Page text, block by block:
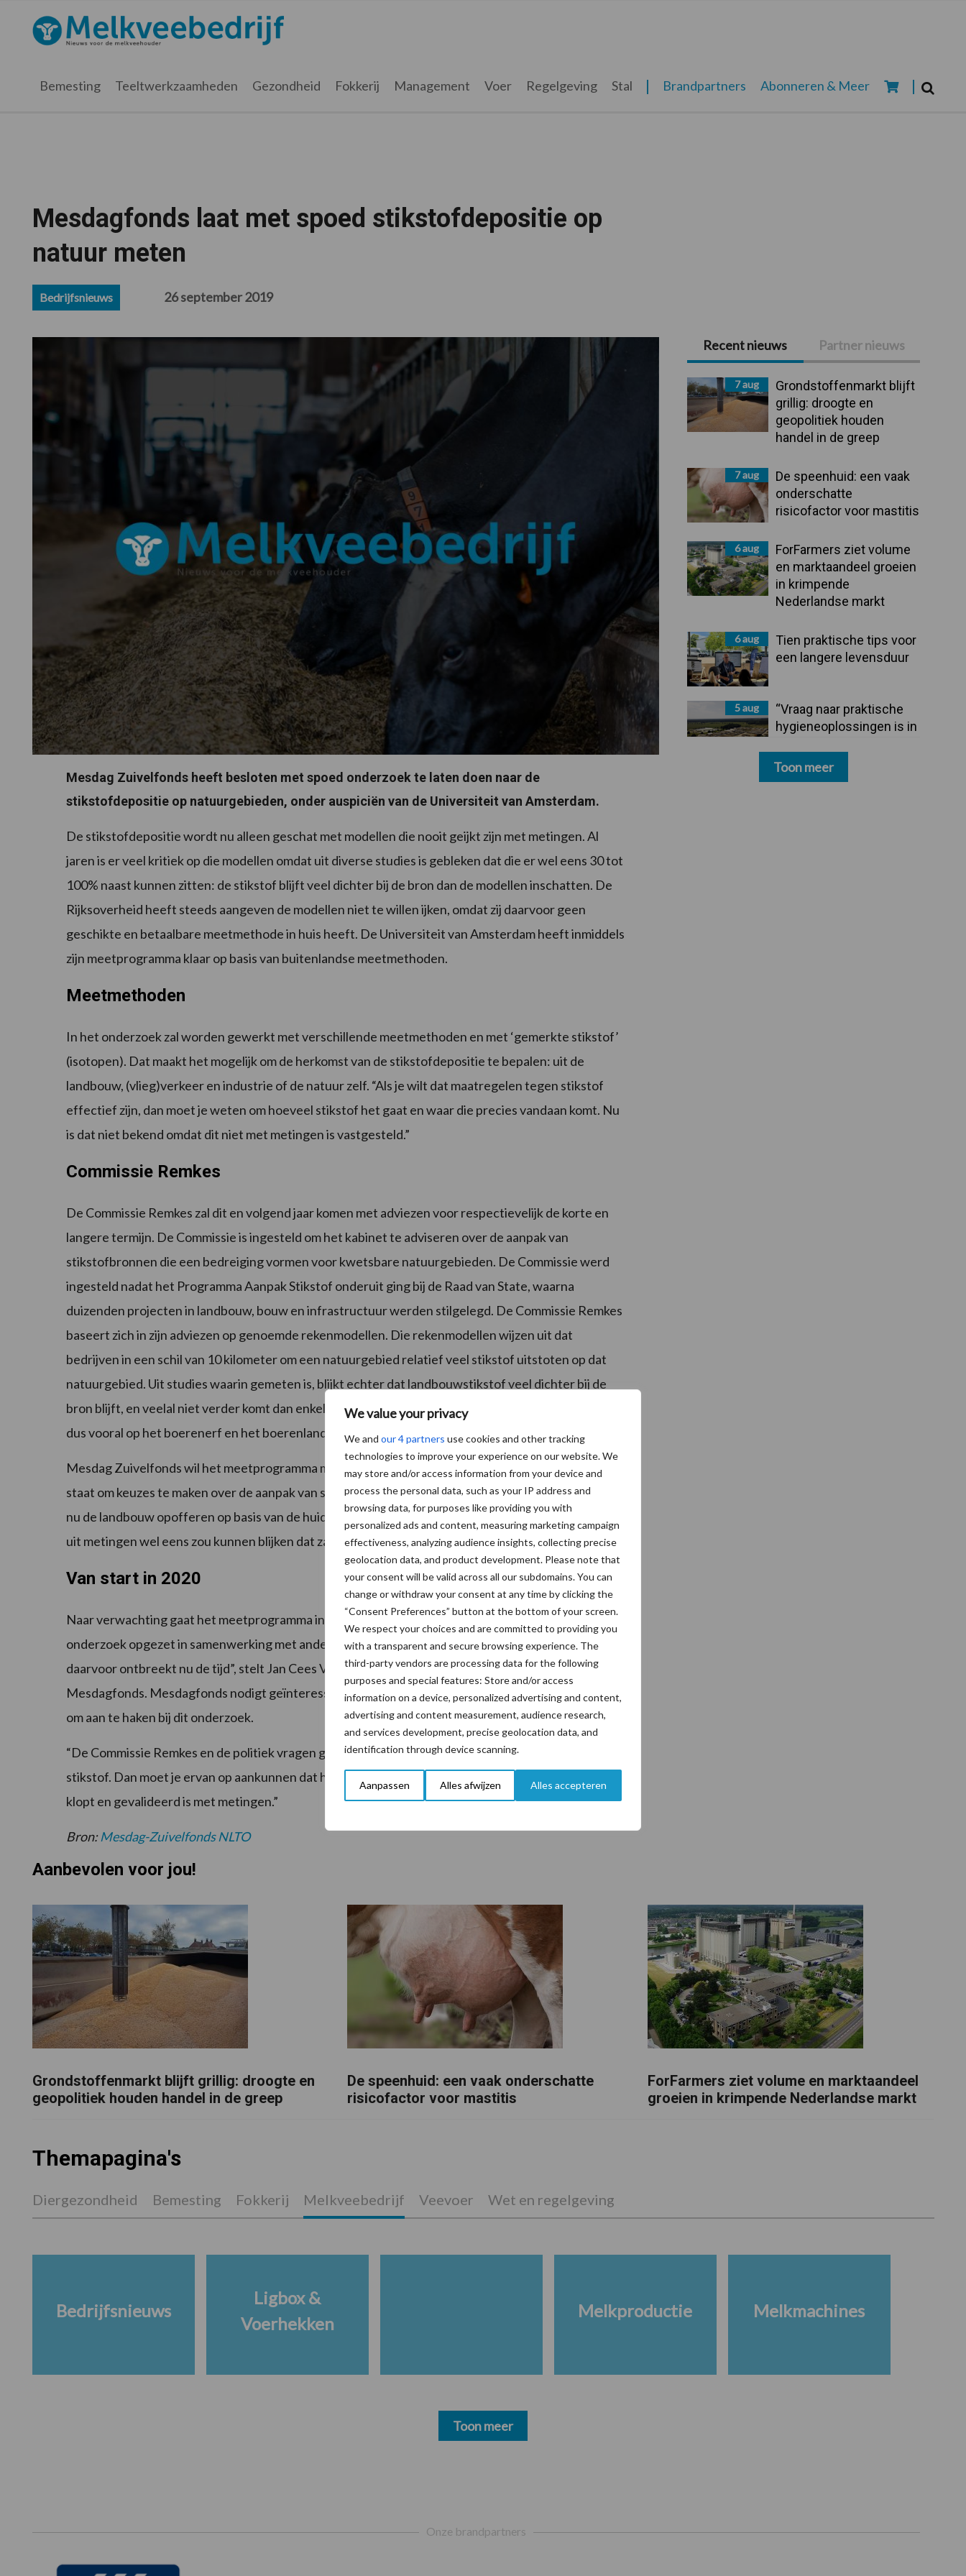
We value your privacy
We and our 4 partners use cookies and other tracking
technologies to improve your experience on our website. We
may store and/or access information from your device and
process the personal data, such as your IP address and
browsing data, for purposes like providing you with
personalized ads and content, measuring marketing campaign
effectiveness, analyzing audience insights, collecting precise
geolocation data, and product development. Please note that
your consent will be valid across all our subdomains. You can
change or withdraw your consent at any time by clicking the
“Consent Preferences” button at the bottom of your screen.
We respect your choices and are committed to providing you
with a transparent and secure browsing experience. The
third-party vendors are processing data for the following
purposes and special features: Store and/or access
information on a device, personalized advertising and content,
advertising and content measurement, audience research,
and services development, precise geolocation data, and
identification through device scanning.
Aanpassen Alles afwijzen Alles accepteren
hoofdnavigatie
hoofd
eerste
voettekst
Melkveebedrijf.nl
Bemesting Teeltwerkzaamheden Gezondheid Fokkerij Management Voer Regelgeving Stal Brandpartners Abonneren & Meer
Mesdagfonds laat met spoed stikstofdepositie op
natuur meten
Bedrijfsnieuws 26 september 2019
Mesdag Zuivelfonds heeft besloten met spoed onderzoek te laten doen naar de
stikstofdepositie op natuurgebieden, onder auspiciën van de Universiteit van Amsterdam.
De stikstofdepositie wordt nu alleen geschat met modellen die nooit geijkt zijn met metingen. Al
jaren is er veel kritiek op die modellen omdat uit diverse studies is gebleken dat die er wel eens 30 tot
100% naast kunnen zitten: de stikstof blijft veel dichter bij de bron dan de modellen inschatten. De
Rijksoverheid heeft steeds aangeven de modellen niet te willen ijken, omdat zij daarvoor geen
geschikte en betaalbare meetmethode in huis heeft. De Universiteit van Amsterdam heeft inmiddels
zijn meetprogramma klaar op basis van buitenlandse meetmethoden.
Meetmethoden
In het onderzoek zal worden gewerkt met verschillende meetmethoden en met ‘gemerkte stikstof’
(isotopen). Dat maakt het mogelijk om de herkomst van de stikstofdepositie te bepalen: uit de
landbouw, (vlieg)verkeer en industrie of de natuur zelf. “Als je wilt dat maatregelen tegen stikstof
effectief zijn, dan moet je weten om hoeveel stikstof het gaat en waar die precies vandaan komt. Nu
is dat niet bekend omdat dit niet met metingen is vastgesteld.”
Commissie Remkes
De Commissie Remkes zal dit en volgend jaar komen met adviezen voor respectievelijk de korte en
langere termijn. De Commissie is ingesteld om het kabinet te adviseren over de aanpak van
stikstofbronnen die een bedreiging vormen voor kwetsbare natuurgebieden. De Commissie werd
ingesteld nadat het Programma Aanpak Stikstof onderuit ging bij de Raad van State, waarna
duizenden projecten in landbouw, bouw en infrastructuur werden stilgelegd. De Commissie Remkes
baseert zich in zijn adviezen op genoemde rekenmodellen. Die rekenmodellen wijzen uit dat
bedrijven in een schil van 10 kilometer om een natuurgebied relatief veel stikstof uitstoten op dat
natuurgebied. Uit studies waarin gemeten is, blijkt echter dat landbouwstikstof veel dichter bij de
bron blijft, en veelal niet verder komt dan enkele honderden meters van het bedrijf. De stikstof blijft
dus vooral op het boerenerf en het boerenland.
Mesdag Zuivelfonds wil het meetprogramma met spoed aanvangen, nu de politiek aan de vooravond
staat om keuzes te maken over de aanpak van stikstof. “Wij willen de politiek ervoor behoeden dat zij
nu de landbouw opofferen op basis van de huidige modellen die grote onzekerheden kennen, terwijl
uit metingen wel eens zou kunnen blijken dat zaken in werkelijkheid anders liggen.”
Van start in 2020
Naar verwachting gaat het meetprogramma in januari 2020 van start. “Het liefst hadden wij dit
onderzoek opgezet in samenwerking met andere organisaties in de landbouw en de overheid, maar
daarvoor ontbreekt nu de tijd”, stelt Jan Cees Vogelaar, voorzitter van het
Mesdagfonds. Mesdagfonds nodigt geïnteresseerde organisaties en ook de overheid van harte uit
om aan te haken bij dit onderzoek.
“De Commissie Remkes en de politiek vragen grote offers van agrarische bedrijven voor wat betreft
stikstof. Dan moet je ervan op aankunnen dat het model waarmee bedrijven worden afgerekend
klopt en gevalideerd is met metingen.”
Bron:Mesdag-Zuivelfonds NLTO
Primaire
Sidebar
Recent nieuws Partner nieuws
7 aug
Grondstoffenmarkt blijft
grillig: droogte en
geopolitiek houden
handel in de greep
7 aug
De speenhuid: een vaak
onderschatte
risicofactor voor mastitis
6 aug
ForFarmers ziet volume
en marktaandeel groeien
in krimpende
Nederlandse markt
6 aug
Tien praktische tips voor
een langere levensduur
5 aug
“Vraag naar praktische
hygieneoplossingen is in
Toon meer
Aanbevolen voor jou!
Grondstoffenmarkt blijft grillig: droogte en
geopolitiek houden handel in de greep
De speenhuid: een vaak onderschatte
risicofactor voor mastitis
ForFarmers ziet volume en marktaandeel
groeien in krimpende Nederlandse markt
Themapagina's
Diergezondheid Bemesting Fokkerij Melkveebedrijf Veevoer Wet en regelgeving
Bedrijfsnieuws
Ligbox &
Voerhekken
Melkproductie Melkmachines
Toon meer
Onze brandpartners